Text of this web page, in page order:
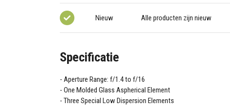
Nieuw Alle producten zijn nieuw
Specificatie
Aperture Range: f/1.4 to f/16
One Molded Glass Aspherical Element
Three Special Low Dispersion Elements